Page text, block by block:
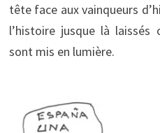
tête face aux vainqueurs
l’histoire jusque là laissés
sont mis en lumière.